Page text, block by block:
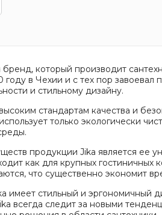
который производит
в Чехии и с тех пор завоевал
и стильному дизайну.
стандартам качества и
только экологически
продукции Jika является ее
как для крупных гостиничных
что существенно экономит
имеет стильный и эргономичный
всегда следит за новыми